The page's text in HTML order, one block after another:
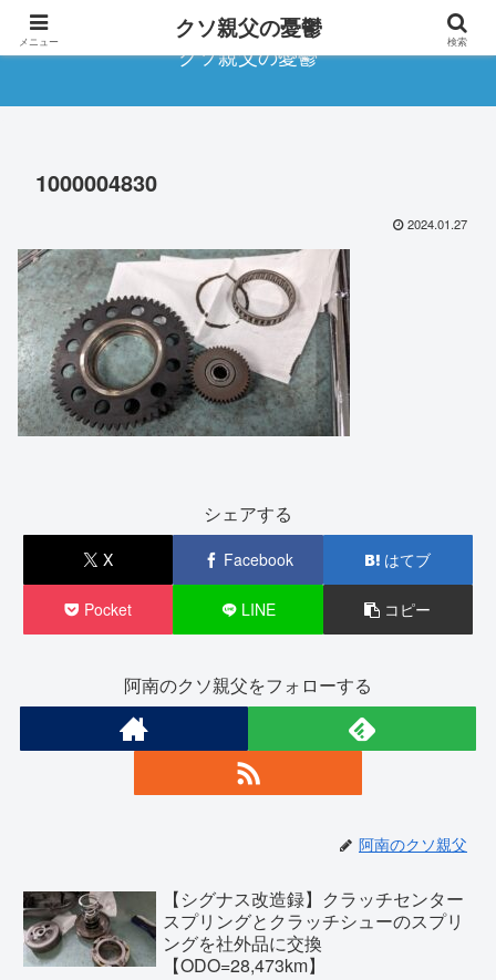
クソ親父の憂鬱
1000004830
2024.01.27
シェアする
X Facebook はてブ
Pocket LINE コピー
阿南のクソ親父をフォローする
阿南のクソ親父
【シグナス改造録】クラッチセンター
スプリングとクラッチシューのスプリ
ングを社外品に交換
【ODO=28,473km】
メニュー クソ親父の憂鬱 検索